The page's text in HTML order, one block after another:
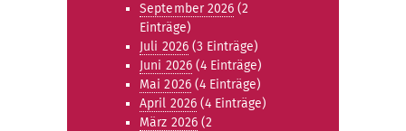
September 2026 (2
Einträge)
Juli 2026(3 Einträge)
Juni 2026(4 Einträge)
Mai 2026(4 Einträge)
April 2026 (4 Einträge)
März 2026(2